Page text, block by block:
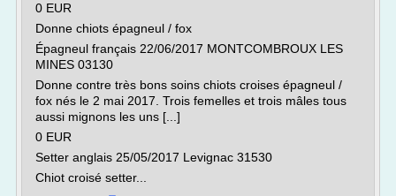
0 EUR
Donne chiots épagneul / fox
Épagneul français 22/06/2017 MONTCOMBROUX LES
MINES 03130
Donne contre très bons soins chiots croises épagneul /
fox nés le 2 mai 2017. Trois femelles et trois mâles tous
aussi mignons les uns [...]
0 EUR
Setter anglais 25/05/2017 Levignac 31530
Chiot croisé setter...